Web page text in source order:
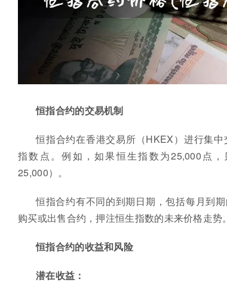
恒指合约的交易机制
恒指合约在香港交易所（HKEX）进行集
指数点。例如，如果恒生指数为25,000点
25,000）。
恒指合约有不同的到期日期，包括每月到
购买或出售合约，押注恒生指数的未来价格走势。
恒指合约的收益和风险
潜在收益：